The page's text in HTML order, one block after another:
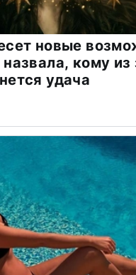
новые
кому из
удача